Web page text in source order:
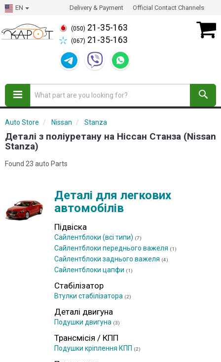
EN Delivery & Payment Official Contact Channels
(050) 21-35-163
(067) 21-35-163
Auto Store Nissan Stanza
Деталі з поліуретану на Ніссан Станза (Nissan
Stanza)
Found 23 auto Parts
Деталі для легкових
автомобілів
Підвіска
Сайлентблоки (всі типи) (7)
Сайлентблоки переднього важеля (1)
Сайлентблоки заднього важеля (4)
Сайлентблоки цапфи (1)
Стабілізатор
Втулки стабілізатора (2)
Деталі двигуна
Подушки двигуна (3)
Трансмісія / КПП
Подушки кріплення КПП (2)